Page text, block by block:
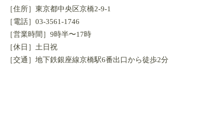
［住所］東京都中央区京橋2-9-1
［電話］03-3561-1746
［営業時間］9時半〜17時
［休日］土日祝
［交通］地下鉄銀座線京橋駅6番出口から徒歩2分